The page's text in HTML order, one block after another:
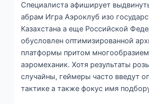
Специалиста афиширует
абрам Игра Аэроклуб изо
Казахстана а еще Российской
обусловлен оптимизированной
платформы притом
аэромеханик. Хотя результаты
случайны, геймеры часто введут
тактике а также фокус имя